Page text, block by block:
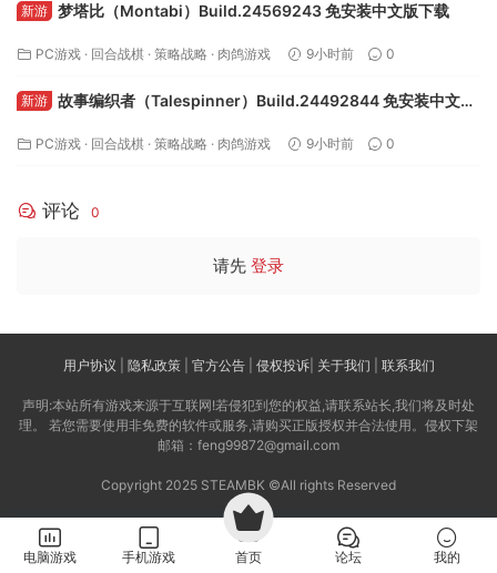
新游 梦塔比（Montabi）Build.24569243 免安装中文版下载
PC游戏 · 回合战棋 · 策略战略 · 肉鸽游戏 9小时前 0
新游 故事编织者（Talespinner）Build.24492844 免安装中文版
PC游戏 · 回合战棋 · 策略战略 · 肉鸽游戏 9小时前 0
评论 0
请先 登录
用户协议 隐私政策| 官方公告| 侵权投诉| 关于我们 联系我们
声明:本站所有游戏来源于互联网!若侵犯到您的权益,请联系站长,我们将及时处
理。 若您需要使用非免费的软件或服务,请购买正版授权并合法使用。侵权下架
邮箱：feng99872@gmail.com
Copyright 2025 STEAMBK ©All rights Reserved
电脑游戏 手机游戏 首页 论坛 我的